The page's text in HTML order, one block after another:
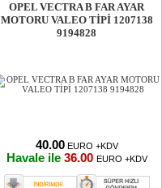
OPEL VECTRA B FAR AYAR
MOTORU VALEO TİPİ 1207138
9194828
40.00 EURO +KDV
Havale ile 36.00 EURO +KDV